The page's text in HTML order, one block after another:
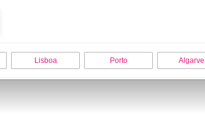
Lisboa Porto Algarve